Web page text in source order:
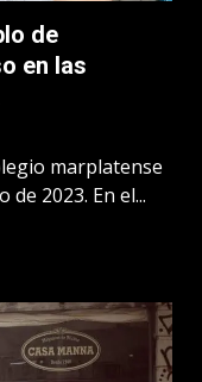
de
en las
marplatense
2023. En el...